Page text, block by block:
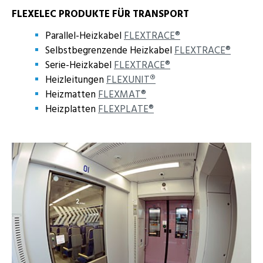
FLEXELEC PRODUKTE FÜR TRANSPORT
Parallel-Heizkabel FLEXTRACE®
Selbstbegrenzende Heizkabel FLEXTRACE®
Serie-Heizkabel FLEXTRACE®
Heizleitungen FLEXUNIT®
Heizmatten FLEXMAT®
Heizplatten FLEXPLATE®